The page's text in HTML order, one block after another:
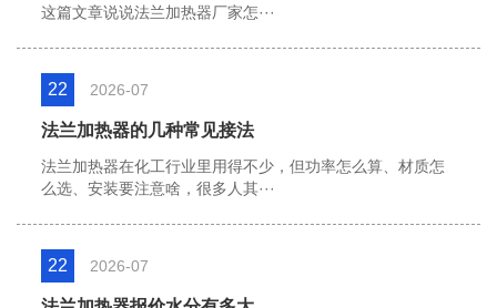
这篇文章说说法兰加热器厂家怎···
22 2026-07
法兰加热器的几种常见接法
法兰加热器在化工行业里用得不少，但功率怎么算、材质怎
么选、安装要注意啥，很多人其···
22 2026-07